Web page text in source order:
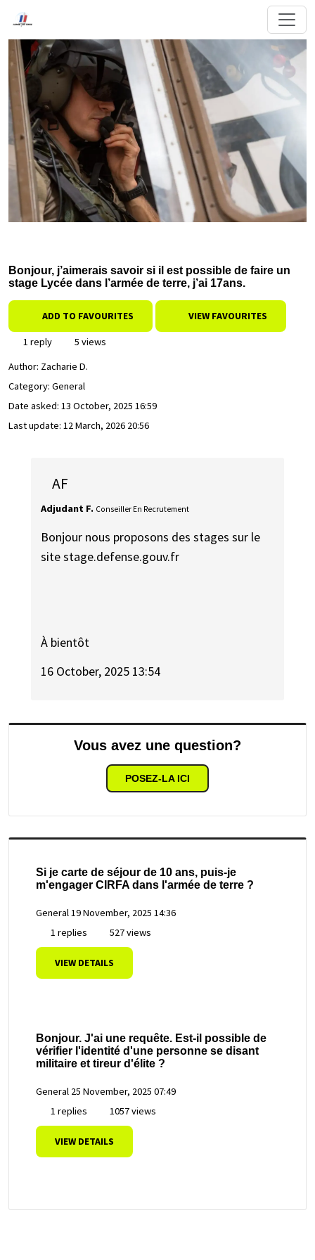
Bonjour, j’aimerais savoir si il est possible de faire un
stage Lycée dans l’armée de terre, j’ai 17ans.
ADD TO FAVOURITES VIEW FAVOURITES
1 reply
5 views
Author: Zacharie D.
Category: General
Date asked: 13 October, 2025 16:59
Last update: 12 March, 2026 20:56
AF
Adjudant F. Conseiller En Recrutement
Bonjour nous proposons des stages sur le
site stage.defense.gouv.fr
À bientôt
16 October, 2025 13:54
Vous avez une question?
POSEZ-LA ICI
Si je carte de séjour de 10 ans, puis-je
m'engager CIRFA dans l'armée de terre ?
General19 November, 2025 14:36
1 replies
527 views
VIEW DETAILS
Bonjour. J'ai une requête. Est-il possible de
vérifier l'identité d'une personne se disant
militaire et tireur d'élite ?
General 25 November, 2025 07:49
1 replies
1057 views
VIEW DETAILS